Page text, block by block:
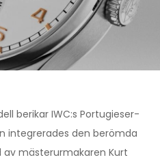
berikar IWC:s Portugieser-
integrerades den berömda
mästerurmakaren Kurt